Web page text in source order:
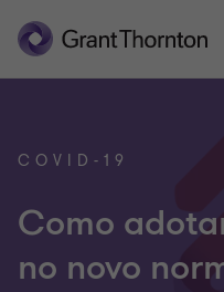
COVID-19
Como
no novo